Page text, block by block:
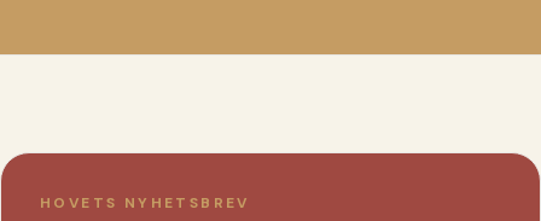
HOVETS NYHETSBREV